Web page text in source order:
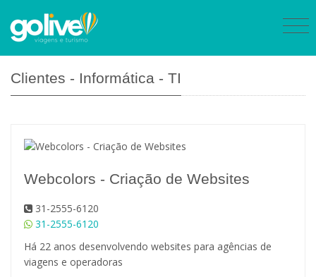
Clientes - Informática - TI
Webcolors - Criação de Websites
31-2555-6120
31-2555-6120
Há 22 anos desenvolvendo websites para agências de
viagens e operadoras